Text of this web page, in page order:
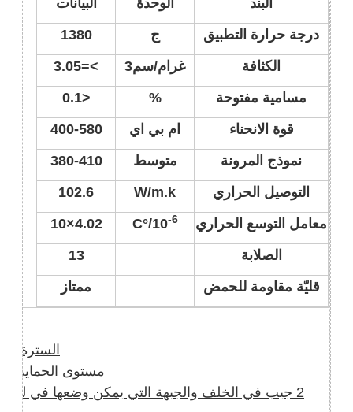
درجة حرارة التطبيق
ج
1380
الكثافة
غرام/سم3
>=3.05
مسامية مفتوحة
%
<0.1
قوة الانحناء
ام بي اي
400-580
نموذج المرونة
متوسط
380-410
التوصيل الحراري
W/m.k
102.6
معامل التوسع الحراري
10-6
/°C
4.02×10
الصلابة
13
قليّة مقاومة للحمض
ممتاز
السترة
مستوى الحماية:NIJ IIIA أو IV الخ
2 جيب في الخلف والجبهة التي يمكن وضعها في